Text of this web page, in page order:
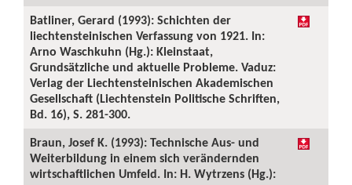
Batliner, Gerard (1993): Schichten der
liechtensteinischen Verfassung von 1921. In:
Arno Waschkuhn (Hg.): Kleinstaat,
Grundsätzliche und aktuelle Probleme. Vaduz:
Verlag der Liechtensteinischen Akademischen
Gesellschaft (Liechtenstein Politische Schriften,
Bd. 16), S. 281-300.
Braun, Josef K. (1993): Technische Aus- und
Weiterbildung in einem sich verändernden
wirtschaftlichen Umfeld. In: H. Wytrzens (Hg.):